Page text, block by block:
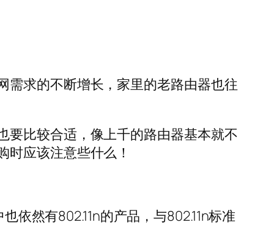
需求的不断增长，家里的老路由器也往
要比较合适，像上千的路由器基本就不
应该注意些什么！
依然有802.11n的产品，与802.11n标准